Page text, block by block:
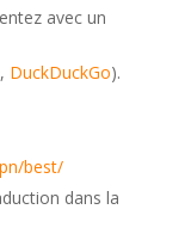
avec un
, DuckDuckGo).
best/
dans la